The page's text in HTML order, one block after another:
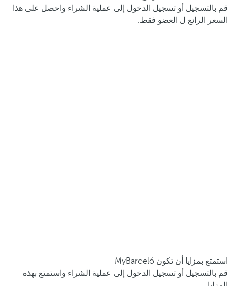
قم بالتسجيل أو تسجيل الدخول إلى عملية الشراء واحصل على هذا
السعر الرائع ل العضو فقط.
استمتع بمزايا أن تكون MyBarceló
قم بالتسجيل أو تسجيل الدخول إلى عملية الشراء واستمتع بهذه